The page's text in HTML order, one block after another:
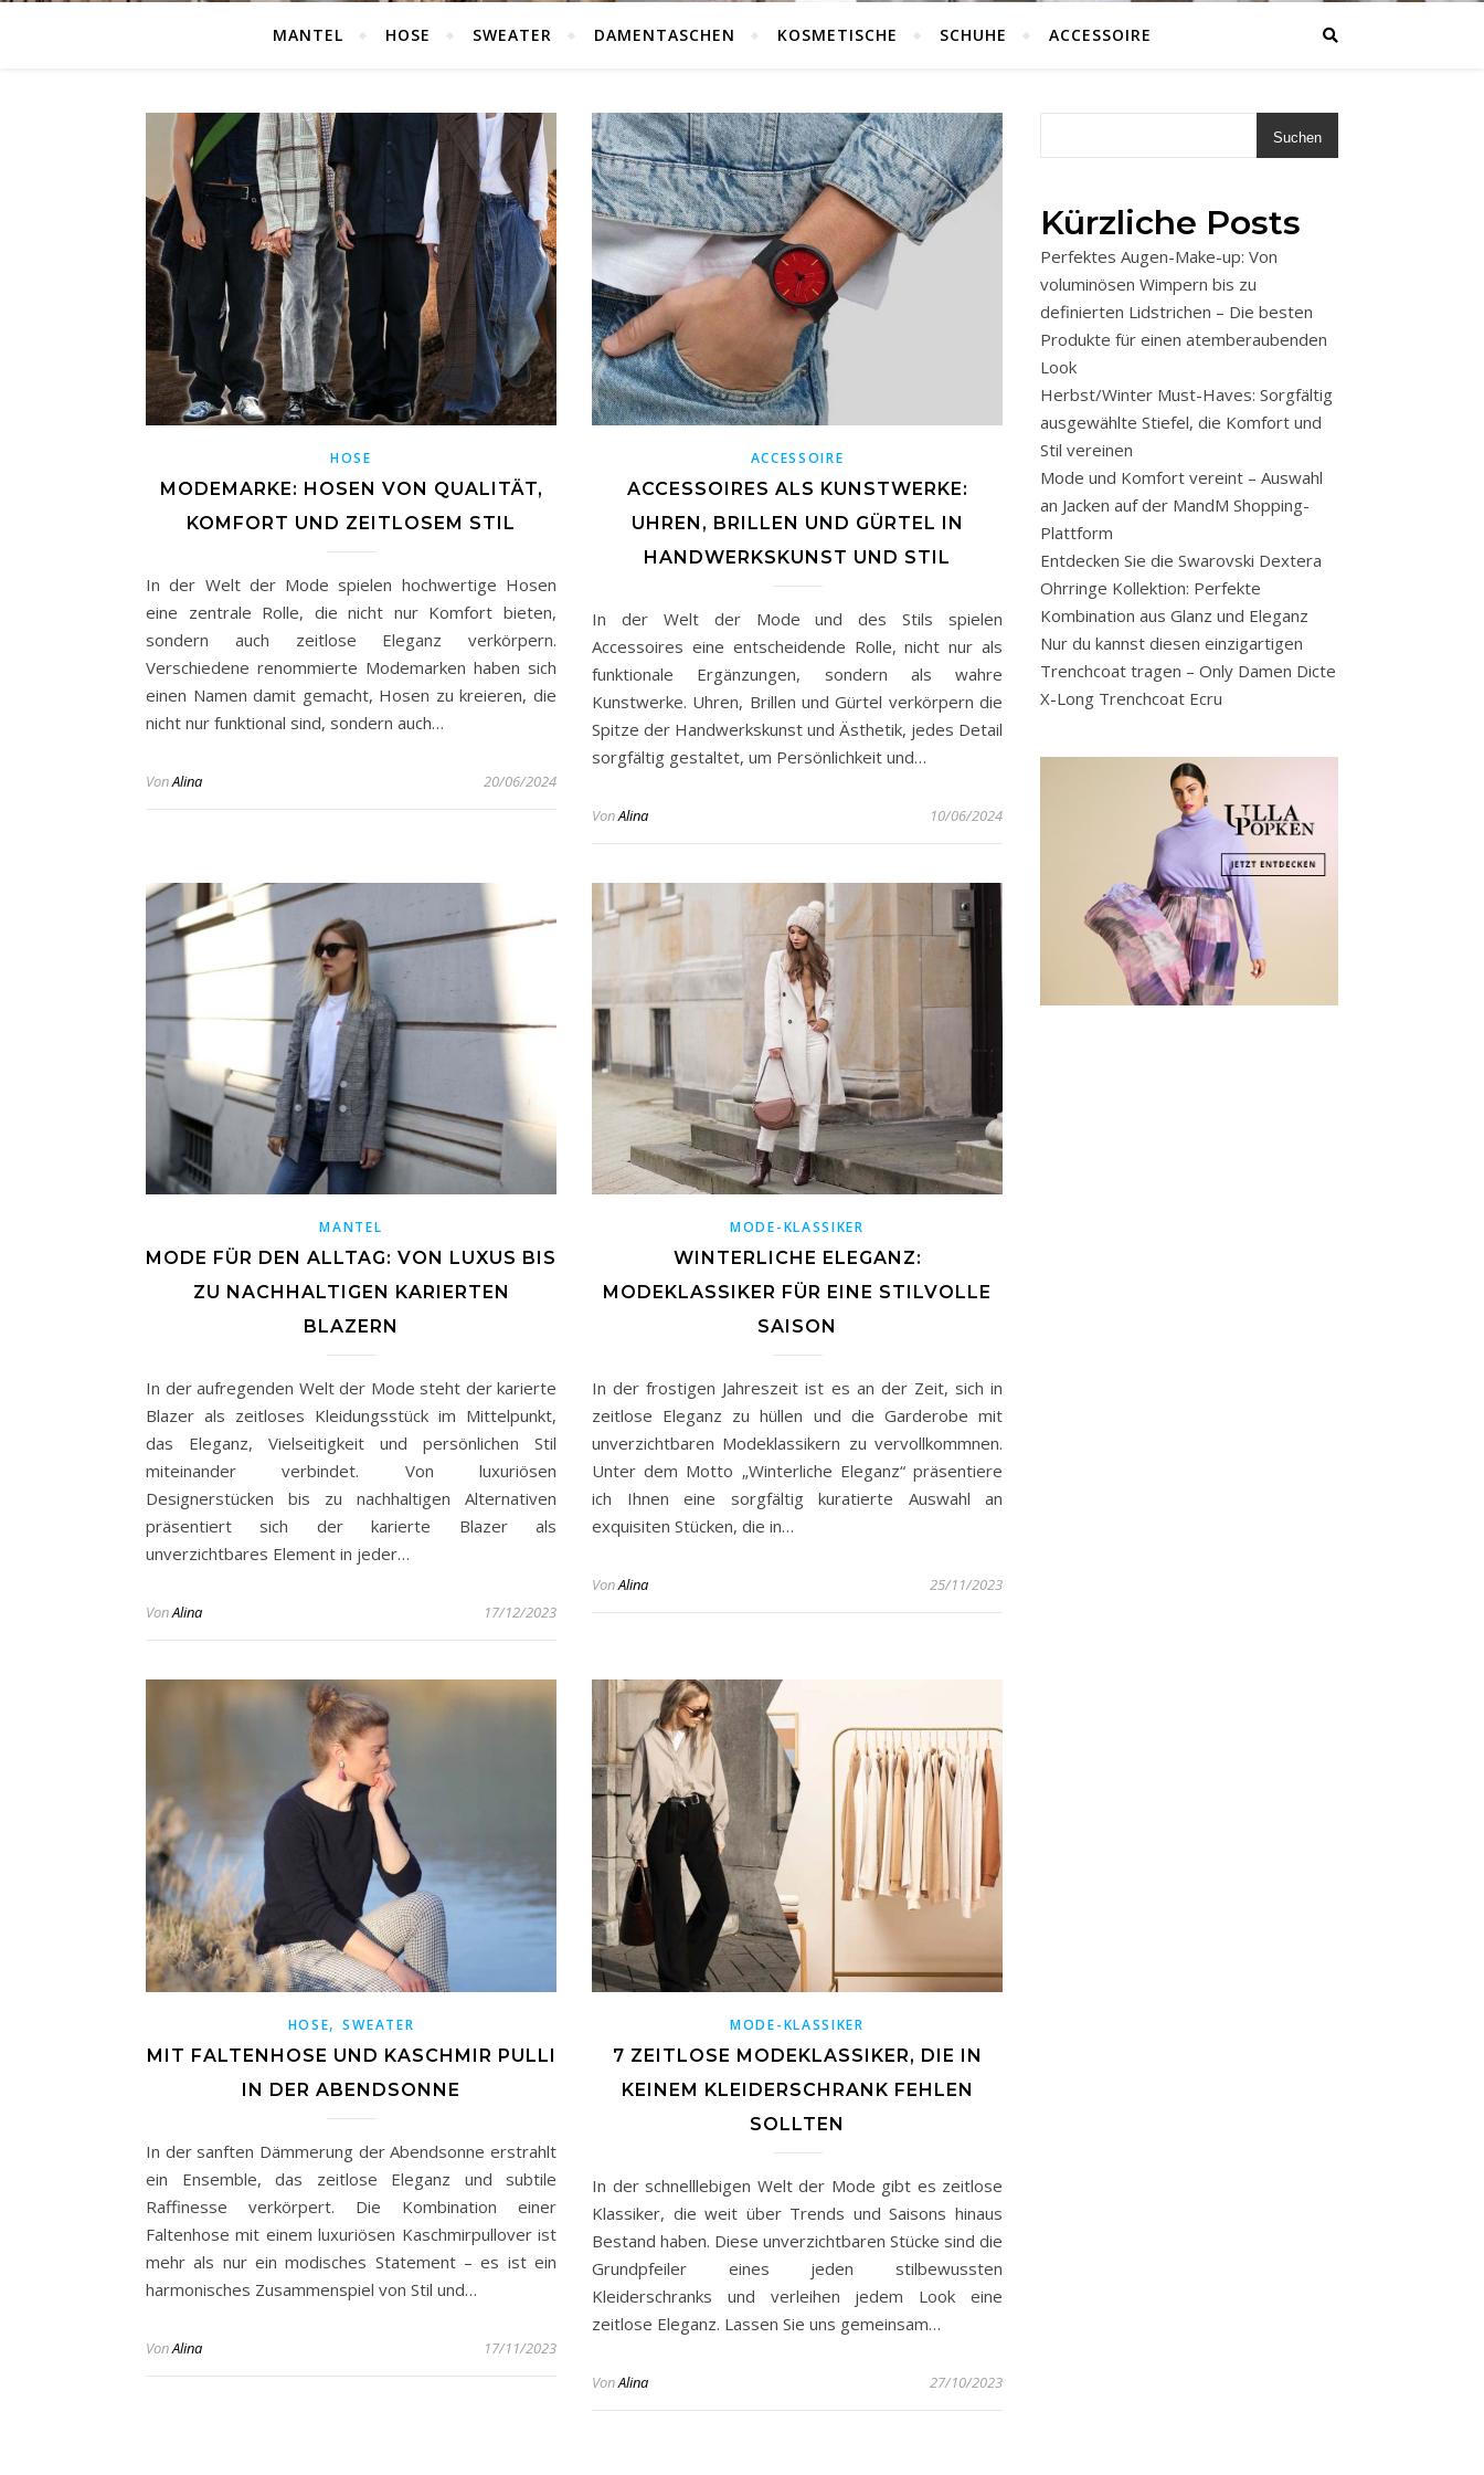
MANTEL HOSE SWEATER DAMENTASCHEN KOSMETISCHE SCHUHE ACCESSOIRE
HOSE
MODEMARKE: HOSEN VON QUALITÄT,
KOMFORT UND ZEITLOSEM STIL
In der Welt der Mode spielen hochwertige Hosen
eine zentrale Rolle, die nicht nur Komfort bieten,
sondern auch zeitlose Eleganz verkörpern.
Verschiedene renommierte Modemarken haben sich
einen Namen damit gemacht, Hosen zu kreieren, die
nicht nur funktional sind, sondern auch…
VonAlina 20/06/2024
ACCESSOIRE
ACCESSOIRES ALS KUNSTWERKE:
UHREN, BRILLEN UND GÜRTEL IN
HANDWERKSKUNST UND STIL
In der Welt der Mode und des Stils spielen
Accessoires eine entscheidende Rolle, nicht nur als
funktionale Ergänzungen, sondern als wahre
Kunstwerke. Uhren, Brillen und Gürtel verkörpern die
Spitze der Handwerkskunst und Ästhetik, jedes Detail
sorgfältig gestaltet, um Persönlichkeit und…
VonAlina 10/06/2024
MANTEL
MODE FÜR DEN ALLTAG: VON LUXUS BIS
ZU NACHHALTIGEN KARIERTEN
BLAZERN
In der aufregenden Welt der Mode steht der karierte
Blazer als zeitloses Kleidungsstück im Mittelpunkt,
das Eleganz, Vielseitigkeit und persönlichen Stil
miteinander verbindet. Von luxuriösen
Designerstücken bis zu nachhaltigen Alternativen
präsentiert sich der karierte Blazer als
unverzichtbares Element in jeder…
VonAlina 17/12/2023
MODE-KLASSIKER
WINTERLICHE ELEGANZ:
MODEKLASSIKER FÜR EINE STILVOLLE
SAISON
In der frostigen Jahreszeit ist es an der Zeit, sich in
zeitlose Eleganz zu hüllen und die Garderobe mit
unverzichtbaren Modeklassikern zu vervollkommnen.
Unter dem Motto „Winterliche Eleganz“ präsentiere
ich Ihnen eine sorgfältig kuratierte Auswahl an
exquisiten Stücken, die in…
VonAlina 25/11/2023
HOSE,SWEATER
MIT FALTENHOSE UND KASCHMIR PULLI
IN DER ABENDSONNE
In der sanften Dämmerung der Abendsonne erstrahlt
ein Ensemble, das zeitlose Eleganz und subtile
Raffinesse verkörpert. Die Kombination einer
Faltenhose mit einem luxuriösen Kaschmirpullover ist
mehr als nur ein modisches Statement – es ist ein
harmonisches Zusammenspiel von Stil und…
VonAlina 17/11/2023
MODE-KLASSIKER
7 ZEITLOSE MODEKLASSIKER, DIE IN
KEINEM KLEIDERSCHRANK FEHLEN
SOLLTEN
In der schnelllebigen Welt der Mode gibt es zeitlose
Klassiker, die weit über Trends und Saisons hinaus
Bestand haben. Diese unverzichtbaren Stücke sind die
Grundpfeiler eines jeden stilbewussten
Kleiderschranks und verleihen jedem Look eine
zeitlose Eleganz. Lassen Sie uns gemeinsam…
VonAlina 27/10/2023
Suchen
Kürzliche Posts
Perfektes Augen-Make-up: Von
voluminösen Wimpern bis zu
definierten Lidstrichen – Die besten
Produkte für einen atemberaubenden
Look
Herbst/Winter Must-Haves: Sorgfältig
ausgewählte Stiefel, die Komfort und
Stil vereinen
Mode und Komfort vereint – Auswahl
an Jacken auf der MandM Shopping-
Plattform
Entdecken Sie die Swarovski Dextera
Ohrringe Kollektion: Perfekte
Kombination aus Glanz und Eleganz
Nur du kannst diesen einzigartigen
Trenchcoat tragen – Only Damen Dicte
X-Long Trenchcoat Ecru